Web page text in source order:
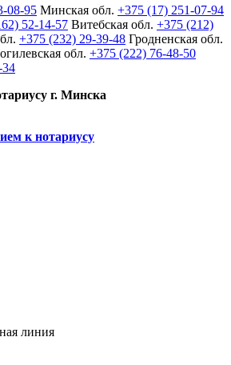
08-95 Минская обл. +375 (17) 251-07-94
52-14-57 Витебская обл. +375 (212)
+375 (232) 29-39-48 Гродненская обл.
обл. +375 (222) 76-48-50
34
г. Минска
к нотариусу
линия